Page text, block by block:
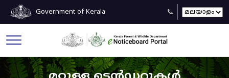
Government of Kerala